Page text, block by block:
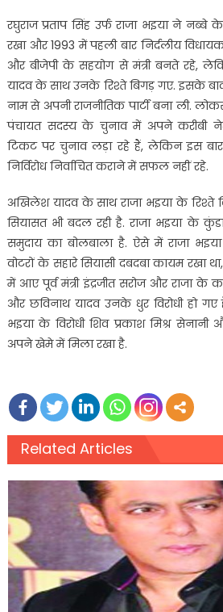
रघुराज प्रताप सिंह उर्फ राजा भइया ने
रखा और 1993 में पहली बार निर्दलीय
और बीजेपी के सहयोग से मंत्री बनते रहे,
यादव के साथ उनके रिश्ते बिगड़ गए. इसके
नाम से अपनी राजनीतिक पार्टी बना ली.
पंचायत सदस्य के चुनाव में अपने करीबी
टिकट पर चुनाव लड़ा रहे हैं, लेकिन इस
निर्विरोध निर्वाचित कराने में सफल नहीं रहे.
अखिलेश यादव के साथ राजा भइया के रिश्ते
सियासत भी बदल रही है. राजा भइया के
समुदाय का बोलबाला है. ऐसे में राजा
वोटरों के सहारे सियासी दबदबा कायम रखा
में आए पूर्व मंत्री इंद्रजीत सरोज और राजा के
और छविनाथ यादव उनके धुर विरोधी हो गए
भइया के विरोधी शिव प्रकाश मिश्र सेनानी
अपने खेमे में मिला रखा है.
Related Articles